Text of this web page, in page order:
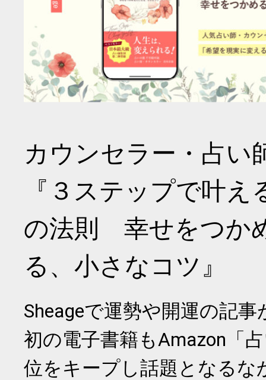
カウンセラー・占い
『３ステップで叶
の法則 幸せをつか
る、小さなコツ』
Sheageで運勢や開運の記
初の電子書籍もAmazon「
位をキープし話題となるな